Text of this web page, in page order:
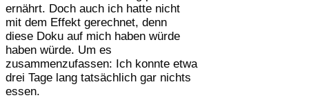
ernährt. Doch auch ich hatte nicht
mit dem Effekt gerechnet, denn
diese Doku auf mich haben würde
haben würde. Um es
zusammenzufassen: Ich konnte etwa
drei Tage lang tatsächlich gar nichts
essen.